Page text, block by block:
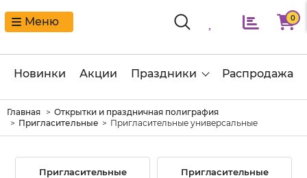
Меню 0
Новинки Акции Праздники Распродажа
Главная
Открытки и праздничная полиграфия
Пригласительные
Пригласительные универсальные
Пригласительные
Пригласительные